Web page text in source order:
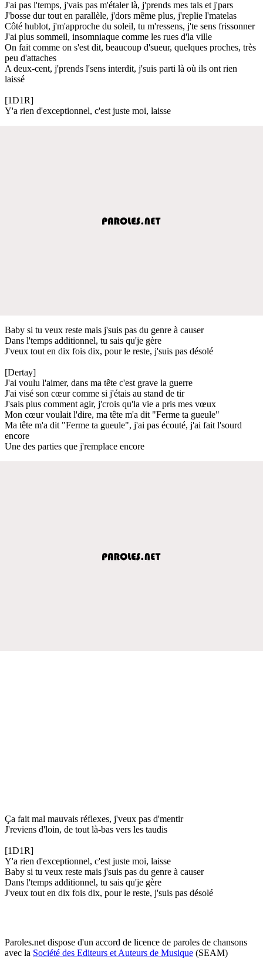
J'ai pas l'temps, j'vais pas m'étaler là, j'prends mes tals et j'pars
J'bosse dur tout en parallèle, j'dors même plus, j'replie l'matelas
Côté hublot, j'm'approche du soleil, tu m'ressens, j'te sens frissonner
J'ai plus sommeil, insomniaque comme les rues d'la ville
On fait comme on s'est dit, beaucoup d'sueur, quelques proches, très
peu d'attaches
A deux-cent, j'prends l'sens interdit, j'suis parti là où ils ont rien
laissé
[1D1R]
Y'a rien d'exceptionnel, c'est juste moi, laisse
Baby si tu veux reste mais j'suis pas du genre à causer
Dans l'temps additionnel, tu sais qu'je gère
J'veux tout en dix fois dix, pour le reste, j'suis pas désolé
[Dertay]
J'ai voulu l'aimer, dans ma tête c'est grave la guerre
J'ai visé son cœur comme si j'étais au stand de tir
J'sais plus comment agir, j'crois qu'la vie a pris mes vœux
Mon cœur voulait l'dire, ma tête m'a dit "Ferme ta gueule"
Ma tête m'a dit "Ferme ta gueule", j'ai pas écouté, j'ai fait l'sourd
encore
Une des parties que j'remplace encore
Ça fait mal mauvais réflexes, j'veux pas d'mentir
J'reviens d'loin, de tout là-bas vers les taudis
[1D1R]
Y'a rien d'exceptionnel, c'est juste moi, laisse
Baby si tu veux reste mais j'suis pas du genre à causer
Dans l'temps additionnel, tu sais qu'je gère
J'veux tout en dix fois dix, pour le reste, j'suis pas désolé
Paroles.net dispose d'un accord de licence de paroles de chansons
avec la Société des Editeurs et Auteurs de Musique (SEAM)